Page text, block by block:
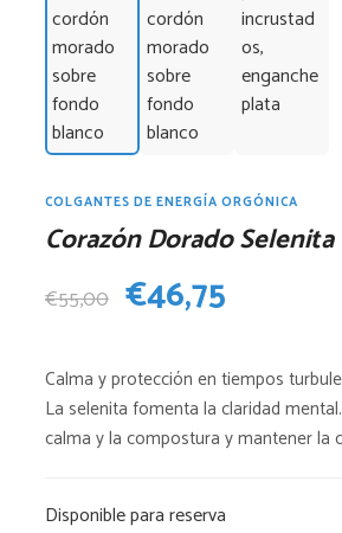
COLGANTES DE ENERGÍA ORGÓNICA
Corazón Dorado Selenita
€55,00 El
original
era:
€55,00.
€46,75
actual
es:
Calma y protección en tiempos
La selenita fomenta la claridad
calma y la compostura y mantener la
Disponible para reserva